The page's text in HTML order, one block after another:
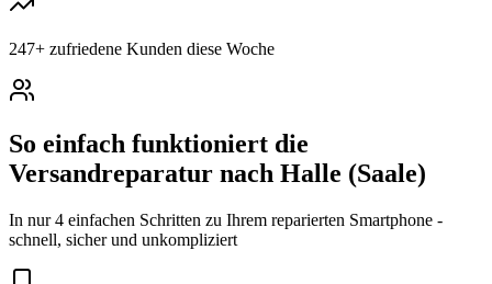
247+ zufriedene Kunden diese Woche
So einfach funktioniert die
Versandreparatur nach Halle (Saale)
In nur 4 einfachen Schritten zu Ihrem reparierten Smartphone -
schnell, sicher und unkompliziert